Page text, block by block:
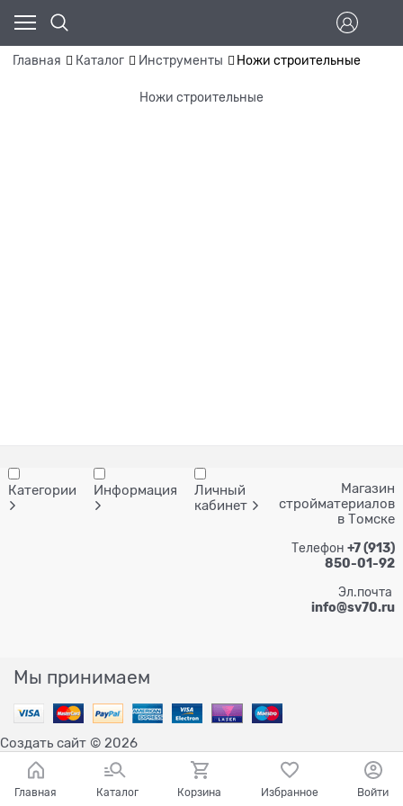
Главная Каталог Инструменты Ножи строительные
Ножи строительные
Категории Информация
Личный
кабинет
Магазин
стройматериалов
в Томске
Телефон +7 (913)
850-01-92
Эл.почта
info@sv70.ru
Мы принимаем
Создать сайт © 2026
Главная Каталог Корзина Избранное Войти